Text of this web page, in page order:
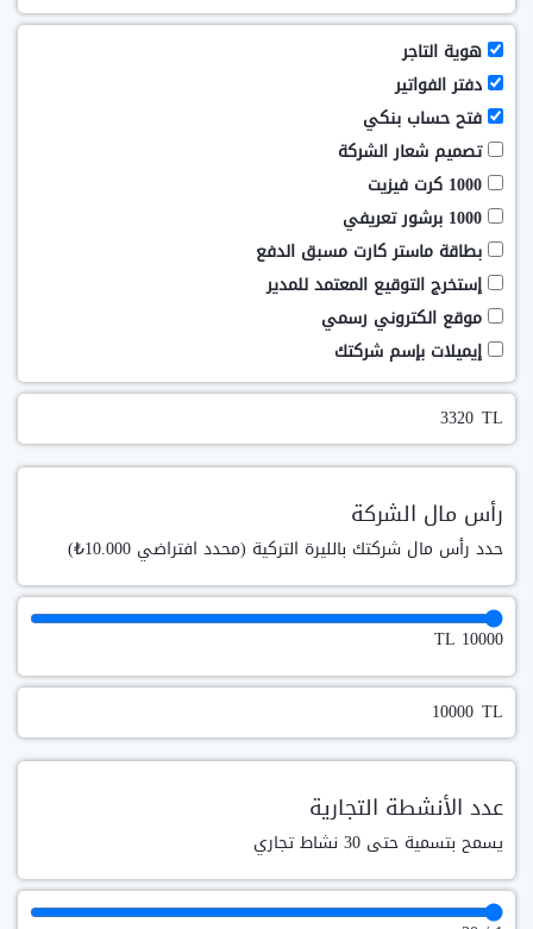
هوية التاجر
دفتر الفواتير
فتح حساب بنكي
تصميم شعار الشركة
1000 كرت فيزيت
1000 برشور تعريفي
بطاقة ماستر كارت مسبق الدفع
إستخرج التوقيع المعتمد للمدير
موقع الكتروني رسمي
إيميلات بإسم شركتك
TL
رأس مال الشركة
حدد رأس مال شركتك بالليرة التركية (محدد افتراضي 10.000₺)
10000
TL
عدد الأنشطة التجارية
يسمح بتسمية حتى 30 نشاط تجاري